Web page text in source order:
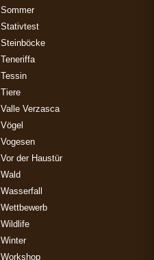
Sommer
Stativtest
Steinböcke
Teneriffa
Tessin
Tiere
Valle Verzasca
Vögel
Vogesen
Vor der Haustür
Wald
Wasserfall
Wettbewerb
Wildlife
Winter
Workshop